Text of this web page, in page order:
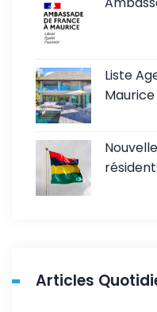
Liste
Maurice
Articles